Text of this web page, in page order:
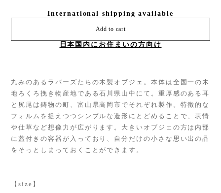
International shipping available
Add to cart
日本国内にお住まいの方向け
丸みのあるラバーズたちの木製オブジェ。本体は全国一の木
地ろくろ挽き物産地である石川県山中にて。重厚感のある耳
と尻尾は鋳物の町、富山県高岡市でそれぞれ製作。特徴的な
フォルムを捉えつつシンプルな造形にとどめることで、表情
や仕草など想像力が広がります。大きいオブジェの方は内部
に蓋付きの容器が入っており、自分だけの小さな思い出の品
をそっとしまっておくことができます。
【size】